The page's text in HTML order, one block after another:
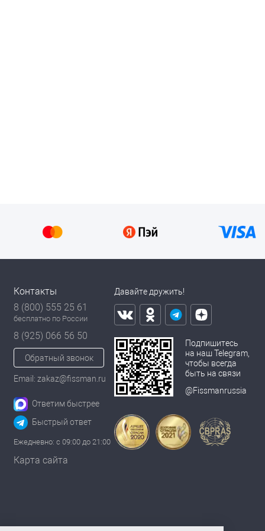
Контакты
8 (800) 555 25 61
бесплатно по России
8 (925) 066 56 50
Обратный звонок
Email: zakaz@fissman.ru
Ответим быстрее
Быстрый ответ
Ежедневно: с 09:00 до 21:00
Карта сайта
Давайте дружить!
Подпишитесь
на наш Telegram,
чтобы всегда
быть на связи
@Fissmanrussia